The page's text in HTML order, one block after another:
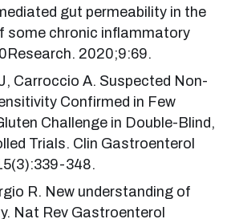
gut permeability in the
some chronic inflammatory
2020;9:69.
Carroccio A. Suspected Non-
Confirmed in Few
Challenge in Double-Blind,
Trials. Clin Gastroenterol
348.
R. New understanding of
Nat Rev Gastroenterol